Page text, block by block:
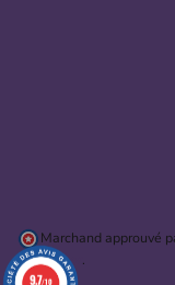
Marchand approuvé
vérifier .
9.7/10